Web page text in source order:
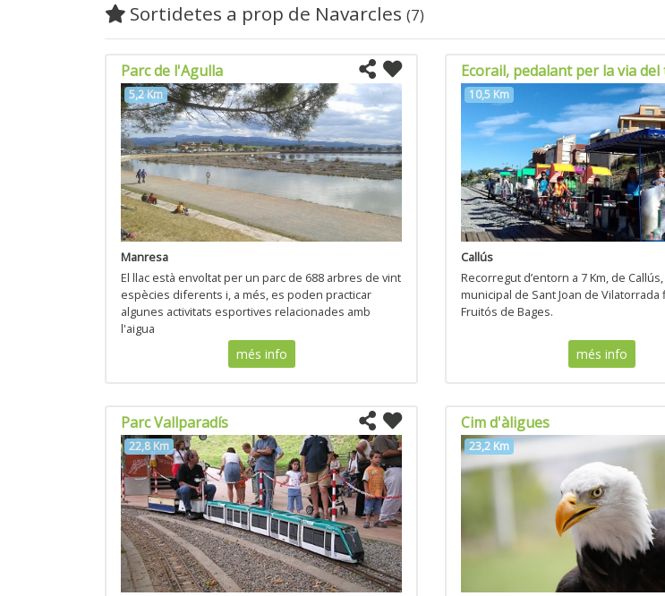
Sortidetes a prop de Navarcles (7)
Parc de l'Agulla
5,2 Km
Manresa
El llac està envoltat per un parc de 688 arbres de vint
espècies diferents i, a més, es poden practicar
algunes activitats esportives relacionades amb
l'aigua
més info
10,5 Km
Callús
Recorregut d’entorn a 7 Km, de
municipal de Sant Joan de Vilatorrada
Fruitós de Bages.
més info
Parc Vallparadís
22,8 Km
Cim d'àligues
23,2 Km